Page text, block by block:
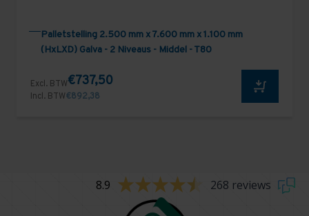
Palletstelling 2.500 mm x 7.600 mm x 1.100 mm
(HxLXD) Galva - 2 Niveaus - Middel - T80
Excl. BTW€737,50
Incl. BTW€892,38
8.9 268 reviews